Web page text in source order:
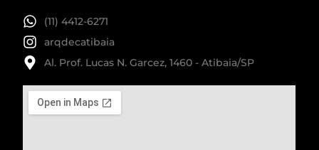
(11) 4412-6271
arqdecatibaia
Al. Prof. Lucas N. Garcez, 1460 - Atibaia/SP